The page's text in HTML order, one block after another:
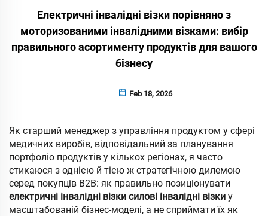
Електричні інвалідні візки порівняно з
моторизованими інвалідними візками: вибір
правильного асортименту продуктів для вашого
бізнесу
Feb 18, 2026
Як старший менеджер з управління продуктом у сфері
медичних виробів, відповідальний за планування
портфоліо продуктів у кількох регіонах, я часто
стикаюся з однією й тією ж стратегічною дилемою
серед покупців B2B: як правильно позиціонувати
електричні інвалідні візки силові інвалідні візки у
масштабованій бізнес-моделі, а не сприймати їх як